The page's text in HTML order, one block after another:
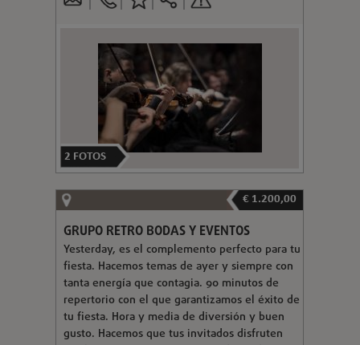
2 FOTOS
€ 1.200,00
GRUPO RETRO BODAS Y EVENTOS
Yesterday, es el complemento perfecto para tu
fiesta. Hacemos temas de ayer y siempre con
tanta energía que contagia. 90 minutos de
repertorio con el que garantizamos el éxito de
tu fiesta. Hora y media de diversión y buen
gusto. Hacemos que tus invitados disfruten